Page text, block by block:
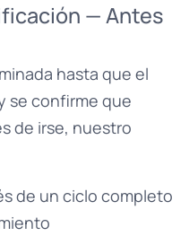
— Antes
hasta que el
se confirme que
de irse, nuestro
de un ciclo completo